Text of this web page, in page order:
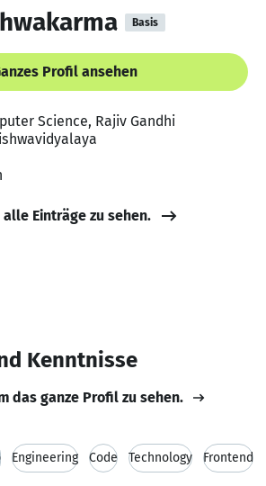
Basis
Profil ansehen
Science, Rajiv Gandhi
alle Einträge zu sehen.
Kenntnisse
das ganze Profil zu sehen.
Engineering Code Technology Frontend